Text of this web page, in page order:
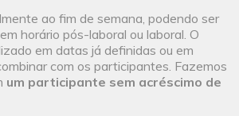
ao fim de semana, podendo ser
horário pós-laboral ou laboral. O
em datas já definidas ou em
com os participantes. Fazemos
um participante sem acréscimo de